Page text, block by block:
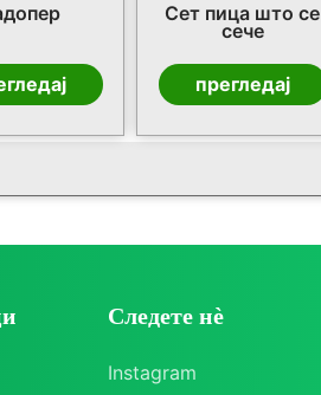
Сет пица што се
сече
прегледај
Следете нè
Instagram